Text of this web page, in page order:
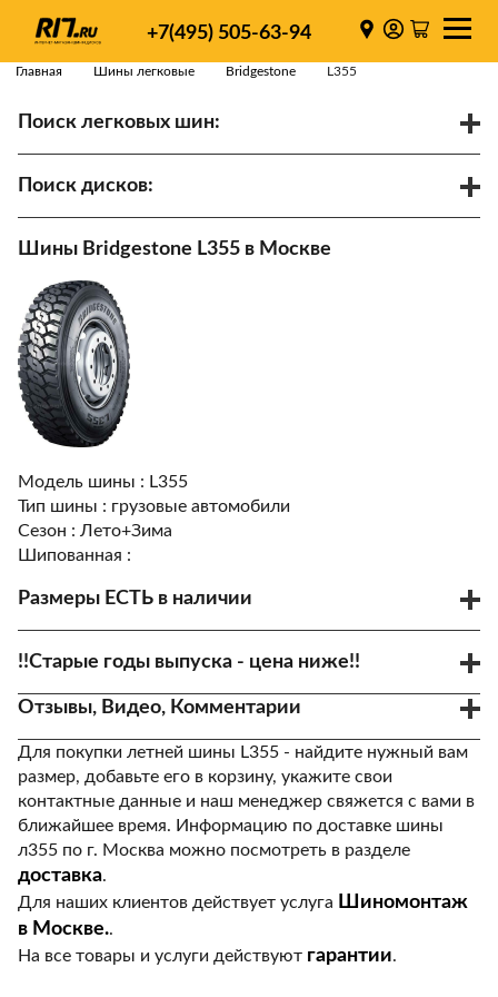
+7(495) 505-63-94
Главная Шины легковые Bridgestone L355
Поиск легковых шин:
Поиск дисков:
Ступица
Найти
Шины Bridgestone L355 в Москве
Модель шины : L355
Тип шины : грузовые автомобили
Сезон : Лето+Зима
Шипованная :
Размеры ЕСТЬ в наличии
156/150K
19886
Много 1-2 дня дней
!!Старые годы выпуска - цена ниже!!
Отзывы, Видео, Комментарии
Для покупки летней шины L355 - найдите нужный вам
размер, добавьте его в корзину, укажите свои
контактные данные и наш менеджер свяжется с вами в
ближайшее время. Информацию по доставке шины
л355 по г. Москва можно посмотреть в разделе
доставка.
Для наших клиентов действует услуга Шиномонтаж
в Москве..
На все товары и услуги действуют гарантии.